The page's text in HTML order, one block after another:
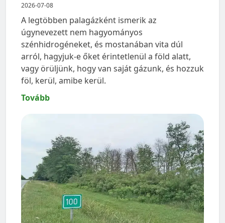
2026-07-08
A legtöbben palagázként ismerik az
úgynevezett nem hagyományos
szénhidrogéneket, és mostanában vita dúl
arról, hagyjuk-e őket érintetlenül a föld alatt,
vagy örüljünk, hogy van saját gázunk, és hozzuk
föl, kerül, amibe kerül.
Tovább